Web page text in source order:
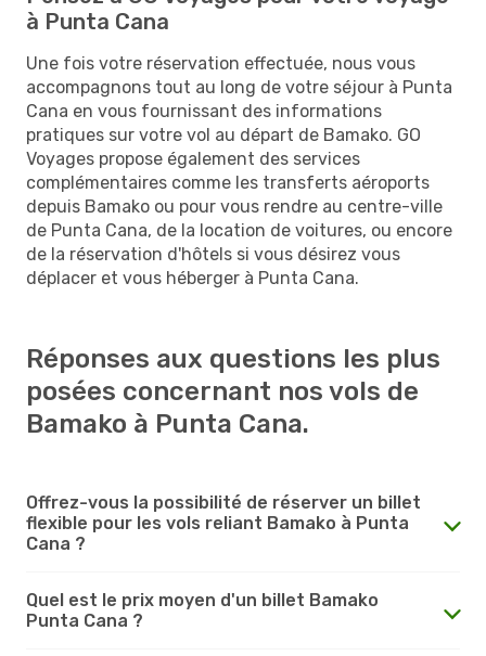
à Punta Cana
Une fois votre réservation effectuée, nous vous
accompagnons tout au long de votre séjour à Punta
Cana en vous fournissant des informations
pratiques sur votre vol au départ de Bamako. GO
Voyages propose également des services
complémentaires comme les transferts aéroports
depuis Bamako ou pour vous rendre au centre-ville
de Punta Cana, de la location de voitures, ou encore
de la réservation d'hôtels si vous désirez vous
déplacer et vous héberger à Punta Cana.
Réponses aux questions les plus
posées concernant nos vols de
Bamako à Punta Cana.
Offrez-vous la possibilité de réserver un billet
flexible pour les vols reliant Bamako à Punta
Cana ?
Quel est le prix moyen d'un billet Bamako
Punta Cana ?